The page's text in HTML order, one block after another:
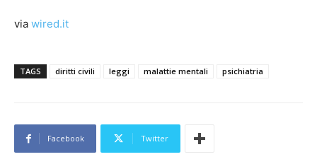
via wired.it
TAGS diritti civili leggi malattie mentali psichiatria
Facebook Twitter